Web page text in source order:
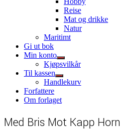
sub
menu
Reise
Mat og drikke
Natur
Maritimt
Gi ut bok
Min konto
Show
sub
menu
Kjøpsvilkår
Til kassen
Show
sub
Handlekurv
Forfattere
Om forlaget
Med Bris Mot Kapp Horn